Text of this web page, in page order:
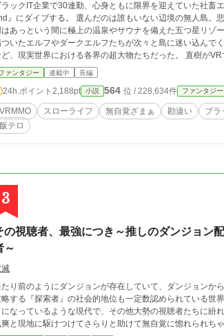
ックIT企業で30連勤、心身ともに限界を迎えていた社畜
』にダイブする。 選んだのは誰もいない辺境の無人島。
あっという間に極上の温泉やサウナを備えた五つ星リゾートを作り上げてしまう。 する
いたエルフやダークエルフたちが次々と島に迷い込んで
現実世界における各界の超大物たちだった。 直樹がVRで極上の料理とマッサージを提供してのんびりしている裏で、彼らのオ
スを不当に扱う害虫企業を社会から抹殺すべく、VIPヒ
な限界社畜が、最強のヒロインたちに甘やかされながら
ァンタジー 連載中 長編
24h.ポイント 2,188pt 小説 564 位 / 228,634件 ファンタジー
VRMMO スローライフ 無自覚ざまぁ 勘違い ブラ
飯テロ
3
の視聴者、最強につき～推しのダンジョン
～
り前のようにダンジョンが存在していて、ダンジョンか
る『探索者』の社会的地位も一定数認められている世界。 昨今では『ダンジョン系配信者』なるジャンルが動画配信のト
なっているような現代で、その他大勢の視聴者たちに紛
と現地に駆けつけてさらりと助けて無自覚に惚れられち